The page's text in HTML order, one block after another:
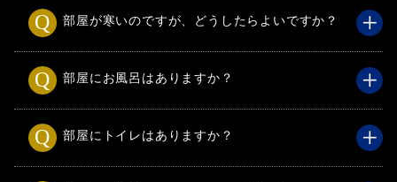
部屋が寒いのですが、どうしたらよいですか？
部屋にお風呂はありますか？
部屋にトイレはありますか？